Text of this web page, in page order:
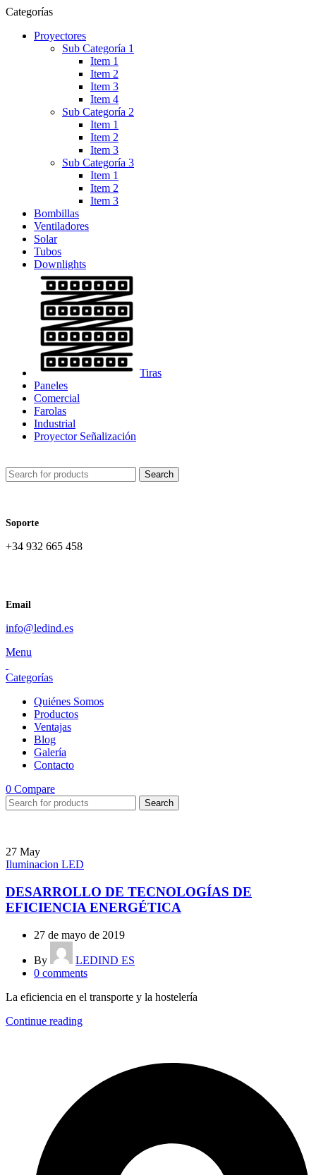
Categorías
Proyectores
Sub Categoría 1
Item 1
Item 2
Item 3
Item 4
Sub Categoría 2
Item 1
Item 2
Item 3
Sub Categoría 3
Item 1
Item 2
Item 3
Bombillas
Ventiladores
Solar
Tubos
Downlights
Tiras
Paneles
Comercial
Farolas
Industrial
Proyector Señalización
Search
Soporte
+34 932 665 458‬
Email
info@ledind.es
Menu
Categorías
Quiénes Somos
Productos
Ventajas
Blog
Galería
Contacto
0 Compare
Search
27 May
Iluminacion LED
DESARROLLO DE TECNOLOGÍAS DE
EFICIENCIA ENERGÉTICA
27 de mayo de 2019
By
LEDIND ES
0 comments
La eficiencia en el transporte y la hostelería
Continue reading